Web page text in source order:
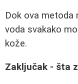
Dok ova metoda
voda svakako
kože.
Zaključak - šta